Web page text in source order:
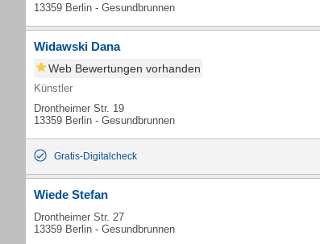
13359 Berlin - Gesundbrunnen
Widawski Dana
Web Bewertungen vorhanden
Künstler
Drontheimer Str. 19
13359 Berlin - Gesundbrunnen
Gratis-Digitalcheck
Wiede Stefan
Drontheimer Str. 27
13359 Berlin - Gesundbrunnen